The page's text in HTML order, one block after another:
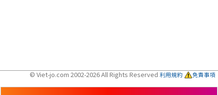
© Viet-jo.com 2002-2026 All Rights Reserved 利用規約 免責事項